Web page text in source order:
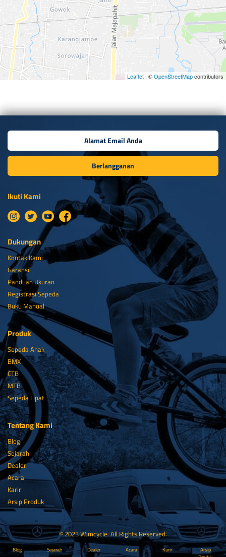
Leaflet | ©OpenStreetMapcontributors
Berlangganan
Ikuti Kami
Dukungan
Kontak Kami
Garansi
Panduan Ukuran
Registrasi Sepeda
Buku Manual
Produk
Sepeda Anak
BMX
CTB
MTB
Sepeda Lipat
Tentang Kami
Blog
Sejarah
Dealer
Acara
Karir
Arsip Produk
© 2023 Wimcycle. All Rights Reserved.
Blog Sejarah Dealer Acara Karir
Arsip